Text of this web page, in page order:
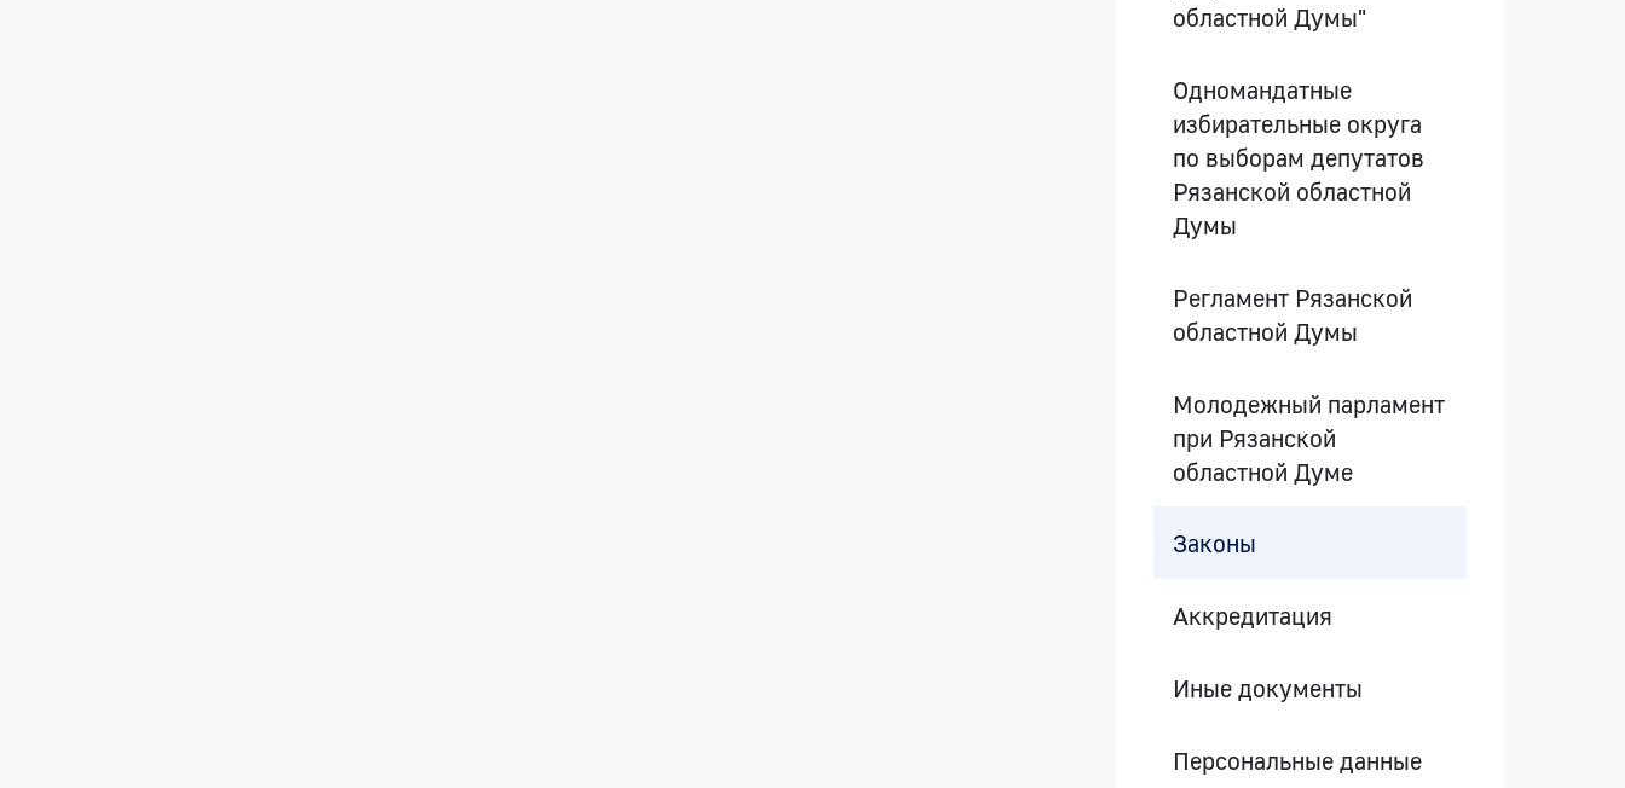
областной Думы"
Одномандатные
избирательные округа
по выборам депутатов
Рязанской областной
Думы
Регламент Рязанской
областной Думы
Молодежный парламент
при Рязанской
областной Думе
Законы
Аккредитация
Иные документы
Персональные данные